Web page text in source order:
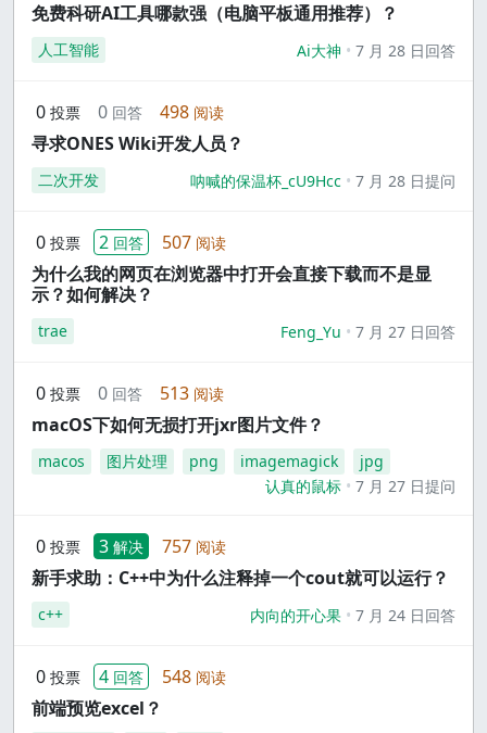
免费科研AI工具哪款强（电脑平板通用推荐）？
人工智能 Ai大神 7 月 28 日回答
0 投票 0 回答 498 阅读
寻求ONES Wiki开发人员？
二次开发 呐喊的保温杯_cU9Hcc 7 月 28 日提问
0 投票 2 回答 507 阅读
为什么我的网页在浏览器中打开会直接下载而不是显
示？如何解决？
trae Feng_Yu 7 月 27 日回答
0 投票 0 回答 513 阅读
macOS下如何无损打开jxr图片文件？
macos 图片处理 png imagemagick
jpg
认真的鼠标
7 月 27 日提问
0 投票 3 解决 757 阅读
新手求助：C++中为什么注释掉一个cout就可以运行？
c++ 内向的开心果 7 月 24 日回答
0 投票 4 回答 548 阅读
前端预览excel？